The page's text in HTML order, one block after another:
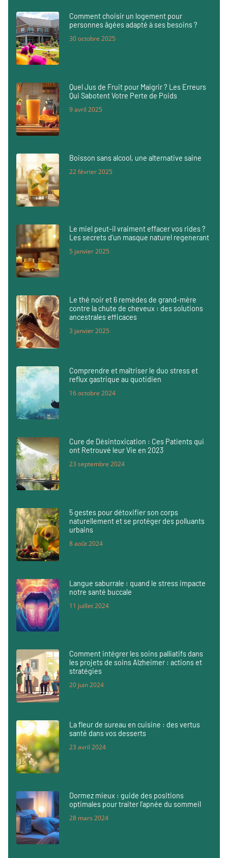
Comment choisir un logement pour
personnes âgées adapté à ses besoins ?
30 octobre 2025
Quel Jus de Fruit pour Maigrir ? Les Erreurs
Qui Sabotent Votre Perte de Poids
9 avril 2025
Boisson sans alcool, une alternative saine
22 février 2025
Le miel peut-il vraiment effacer vos rides ?
Les secrets d’un masque naturel regenerant
5 janvier 2025
Le thé noir et 6 remèdes de grand-mère
contre la chute de cheveux : des solutions
ancestrales efficaces
3 janvier 2025
Comprendre et maîtriser le duo stress et
reflux gastrique au quotidien
16 octobre 2024
Cure de Désintoxication : Ces Patients qui
ont Retrouvé leur Vie en 2023
23 septembre 2024
5 gestes pour détoxifier son corps
naturellement et se protéger des polluants
urbains
8 août 2024
Langue saburrale : quand le stress impacte
notre santé buccale
11 juillet 2024
Comment intégrer les soins palliatifs dans
les projets de soins Alzheimer : actions et
stratégies
20 juin 2024
La fleur de sureau en cuisine : des vertus
santé dans vos desserts
23 avril 2024
Dormez mieux : guide des positions
optimales pour traiter l’apnée du sommeil
28 mars 2024